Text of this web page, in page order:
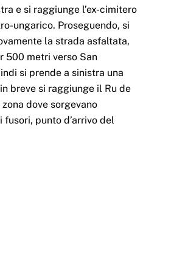
e si raggiunge l’ex-cimitero
ungarico. Proseguendo, si
la strada asfaltata,
500 metri verso San
si prende a sinistra una
breve si raggiunge il Ru de
dove sorgevano
fusori, punto d’arrivo del